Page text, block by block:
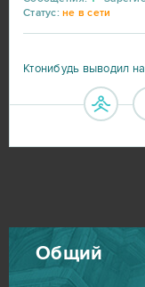
Статус: не в сети
Ктонибудь выводил
Общий